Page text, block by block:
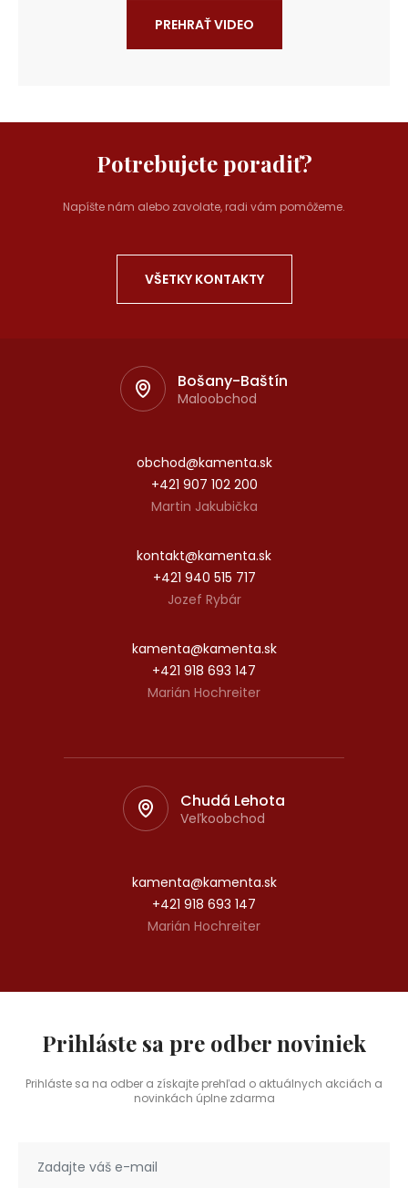
PREHRAŤ VIDEO
Potrebujete poradiť?
Napíšte nám alebo zavolate, radi vám pomôžeme.
VŠETKY KONTAKTY
Bošany-Baštín
Maloobchod
obchod@kamenta.sk
+421 907 102 200
Martin Jakubička
kontakt@kamenta.sk
+421 940 515 717
Jozef Rybár
kamenta@kamenta.sk
+421 918 693 147
Marián Hochreiter
Chudá Lehota
Veľkoobchod
kamenta@kamenta.sk
+421 918 693 147
Marián Hochreiter
Prihláste sa pre odber noviniek
Prihláste sa na odber a získajte prehľad o aktuálnych akciách a
novinkách úplne zdarma